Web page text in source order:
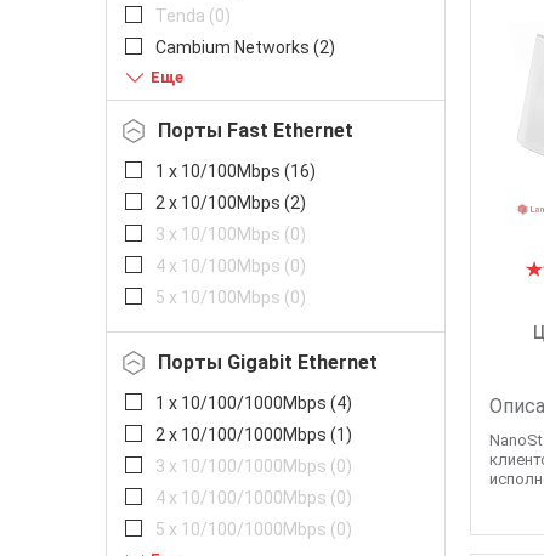
Tenda (0)
Cambium Networks (2)
TP-Link (
Ruijie ( 0)
Aruba (0)
Cisco (0)
Порты Fast Ethernet
1 x 10/100Mbps (16)
2 x 10/100Mbps (2)
3 x 10/100Mbps (0)
4 x 10/100Mbps (0)
5 x 10/100Mbps (0)
Порты Gigabit Ethernet
1 x 10/100/1000Mbps (4)
2 x 10/100/1000Mbps (1)
3 x 10/100/1000Mbps (0)
4 x 10/100/1000Mbps (0)
5 x 10/100/1000Mbps (0)